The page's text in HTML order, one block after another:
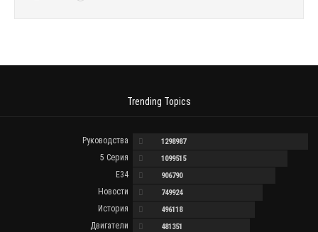
Trending Topics
Руководства 1298987
5 Серия 1099515
E34 906790
Новости 749924
История 496118
Двигатели 481351